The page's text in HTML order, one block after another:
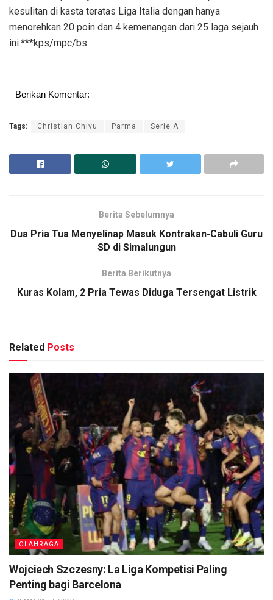
kesulitan di kasta teratas Liga Italia dengan hanya
menorehkan 20 poin dan 4 kemenangan dari 25 laga sejauh
ini.***kps/mpc/bs
Berikan Komentar:
Tags: Christian Chivu Parma Serie A
Berita Sebelumnya
Dua Pria Tua Menyelinap Masuk Kontrakan-Cabuli Guru
SD di Simalungun
Berita Berikutnya
Kuras Kolam, 2 Pria Tewas Diduga Tersengat Listrik
Related Posts
OLAHRAGA
Wojciech Szczesny: La Liga Kompetisi Paling
Penting bagi Barcelona